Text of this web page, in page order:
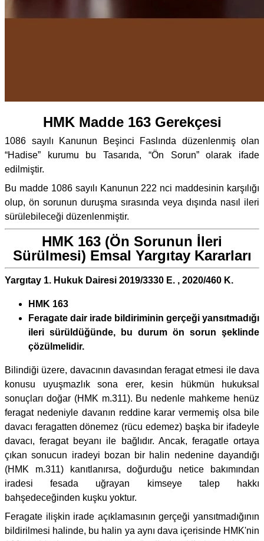
HMK Madde 163 Gerekçesi
1086 sayılı Kanunun Beşinci Faslında düzenlenmiş olan
“Hadise” kurumu bu Tasarıda, “Ön Sorun” olarak ifade
edilmiştir.
Bu madde 1086 sayılı Kanunun 222 nci maddesinin karşılığı
olup, ön sorunun duruşma sırasında veya dışında nasıl ileri
sürülebileceği düzenlenmiştir.
HMK 163 (Ön Sorunun İleri
Sürülmesi) Emsal Yargıtay Kararları
Yargıtay 1. Hukuk Dairesi 2019/3330 E. , 2020/460 K.
HMK 163
Feragate dair irade bildiriminin gerçeği yansıtmadığı
ileri sürüldüğünde, bu durum ön sorun şeklinde
çözülmelidir.
Bilindiği üzere, davacının davasından feragat etmesi ile dava
konusu uyuşmazlık sona erer, kesin hükmün hukuksal
sonuçları doğar (HMK m.311). Bu nedenle mahkeme henüz
feragat nedeniyle davanın reddine karar vermemiş olsa bile
davacı feragatten dönemez (rücu edemez) başka bir ifadeyle
davacı, feragat beyanı ile bağlıdır. Ancak, feragatle ortaya
çıkan sonucun iradeyi bozan bir halin nedenine dayandığı
(HMK m.311) kanıtlanırsa, doğurduğu netice bakımından
iradesi fesada uğrayan kimseye talep hakkı
bahşedeceğinden kuşku yoktur.
Feragate ilişkin irade açıklamasının gerçeği yansıtmadığının
bildirilmesi halinde, bu halin ya aynı dava içerisinde HMK'nin